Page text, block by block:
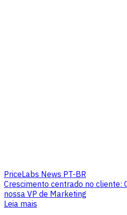
PriceLabs News PT-BR
Crescimento centrado no cliente:
nossa VP de Marketing
Leia mais